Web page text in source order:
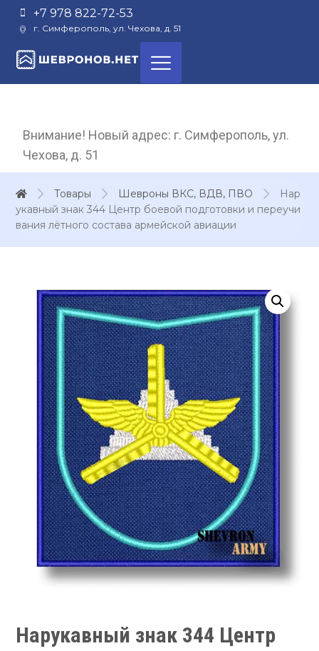
+7 978 822-72-53
г. Симферополь, ул. Чехова, д. 51
Внимание! Новый адрес: г. Симферополь, ул.
Чехова, д. 51
Товары Шевроны ВКС, ВДВ, ПВО
Нар
укавный знак 344 Центр боевой подготовки и переучи
вания лётного состава армейской авиации
Нарукавный знак 344 Центр